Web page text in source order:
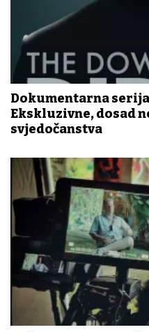
Dokumentarna serija
Ekskluzivne, dosad
svjedočanstva